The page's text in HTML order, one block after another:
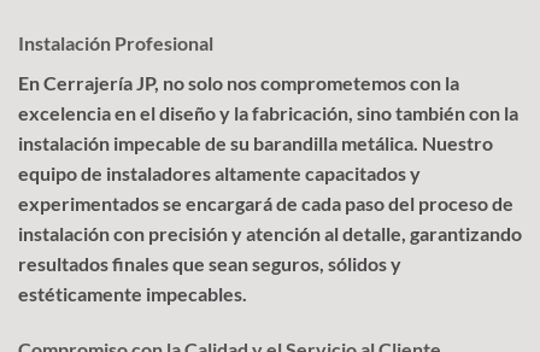
Instalación Profesional
En Cerrajería JP, no solo nos comprometemos con la
excelencia en el diseño y la fabricación, sino también con la
instalación impecable de su barandilla metálica. Nuestro
equipo de instaladores altamente capacitados y
experimentados se encargará de cada paso del proceso de
instalación con precisión y atención al detalle, garantizando
resultados finales que sean seguros, sólidos y
estéticamente impecables.